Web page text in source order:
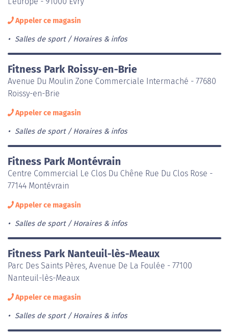
Appeler ce magasin
Salles de sport Horaires & infos
Fitness Park Roissy-en-Brie
Avenue Du Moulin Zone Commerciale Intermaché - 77680
Roissy-en-Brie
Appeler ce magasin
Salles de sport Horaires & infos
Fitness Park Montévrain
Centre Commercial Le Clos Du Chêne Rue Du Clos Rose -
77144 Montévrain
Appeler ce magasin
Salles de sport Horaires & infos
Fitness Park Nanteuil-lès-Meaux
Parc Des Saints Pères, Avenue De La Foulée - 77100
Nanteuil-lès-Meaux
Appeler ce magasin
Salles de sport Horaires & infos